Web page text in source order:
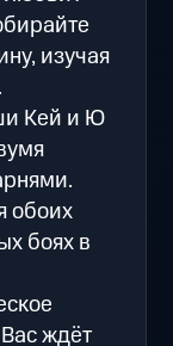
изучая
Кей и Ю
обоих
боях в
ждёт